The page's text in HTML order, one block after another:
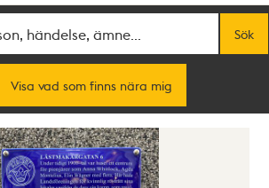
Sök
Visa vad som finns nära mig